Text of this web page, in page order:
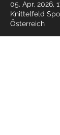
05. Apr. 2026,
Knittelfeld
Österreich